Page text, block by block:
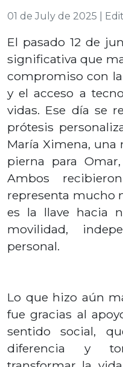
01 de July de 2025 |
El pasado 12 de
significativa que
compromiso con
y el acceso a
vidas. Ese día se
prótesis
María Ximena, una
pierna para
Ambos
representa mucho
es la llave hacia
movilidad,
personal.
Lo que hizo aún
fue gracias al
sentido social,
diferencia y